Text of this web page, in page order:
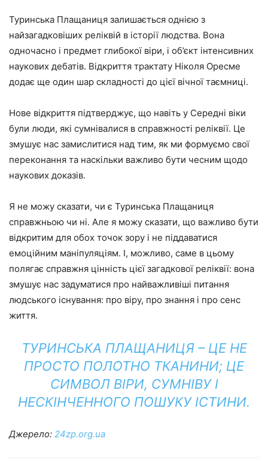
Туринська Плащаниця залишається однією з
найзагадковіших реліквій в історії людства. Вона
одночасно і предмет глибокої віри, і об’єкт інтенсивних
наукових дебатів. Відкриття трактату Ніколя Оресме
додає ще один шар складності до цієї вічної таємниці.
Нове відкриття підтверджує, що навіть у Середні віки
були люди, які сумнівалися в справжності реліквії. Це
змушує нас замислитися над тим, як ми формуємо свої
переконання та наскільки важливо бути чесним щодо
наукових доказів.
Я не можу сказати, чи є Туринська Плащаниця
справжньою чи ні. Але я можу сказати, що важливо бути
відкритим для обох точок зору і не піддаватися
емоційним маніпуляціям. І, можливо, саме в цьому
полягає справжня цінність цієї загадкової реліквії: вона
змушує нас задуматися про найважливіші питання
людського існування: про віру, про знання і про сенс
життя.
ТУРИНСЬКА ПЛАЩАНИЦЯ – ЦЕ НЕ
ПРОСТО ПОЛОТНО ТКАНИНИ; ЦЕ
СИМВОЛ ВІРИ, СУМНІВУ І
НЕСКІНЧЕННОГО ПОШУКУ ІСТИНИ.
Джерело: 24zp.org.ua